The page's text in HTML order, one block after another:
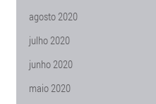
agosto 2020
julho 2020
junho 2020
maio 2020